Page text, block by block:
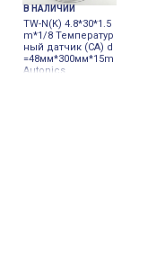
В НАЛИЧИИ
TW-N(K) 4.8*30*1.5
m*1/8 Температур
ный датчик (СА) d
=48мм*300мм*15m
Autonics